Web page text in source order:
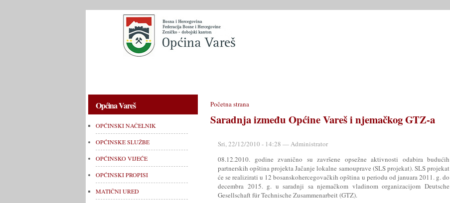
Općina Vareš
OPĆINSKI NAČELNIK
OPĆINSKE SLUŽBE
OPĆINSKO VIJEĆE
OPĆINSKI PROPISI
MATIČNI URED
Početna strana
Saradnja između Općine Vareš i njemačkog GTZ-a
Sri, 22/12/2010 - 14:28 — Administrator
08.12.2010. godine zvanično su završene opsežne aktivnosti odabira budućih
partnerskih opština projekta Jačanje lokalne samouprave (SLS projekat). SLS projekat
će se realizirati u 12 bosanskohercegovačkih opština u periodu od januara 2011. g. do
decembra 2015. g. u saradnji sa njemačkom vladinom organizacijom Deutsche
Gesellschaft für Technische Zusammenarbeit (GTZ).